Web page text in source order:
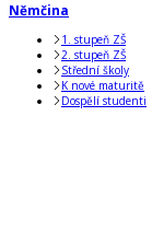
Němčina
1. stupeň ZŠ
2. stupeň ZŠ
Střední školy
K nové maturitě
Dospělí studenti